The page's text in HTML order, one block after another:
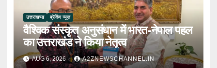
उत्तराखण्ड ब्रेकिंग न्यूज़
वैश्विक संस्कृत अनुसंधान में भारत-नेपाल पहल
का उत्तराखंड ने किया नेतृत्व
AUG 6, 2026 A2ZNEWSCHANNEL.IN